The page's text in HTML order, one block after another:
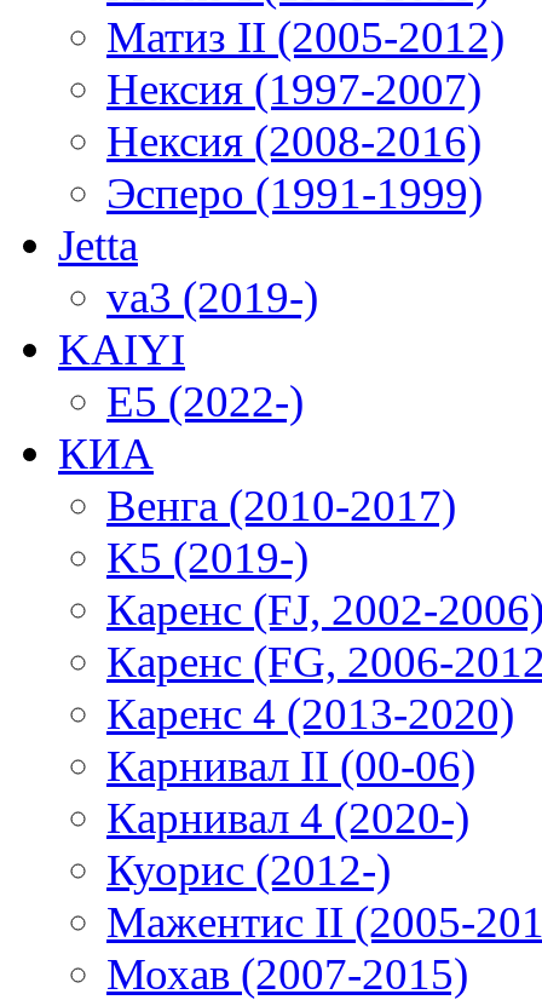
Матиз II (2005-2012)
Нексия (1997-2007)
Нексия (2008-2016)
Эсперо (1991-1999)
Jetta
va3 (2019-)
KAIYI
E5 (2022-)
КИА
Венга (2010-2017)
K5 (2019-)
Каренс (FJ, 2002-
Каренс (FG, 2006-
Каренс 4 (2013-2020)
Карнивал II (00-06)
Карнивал 4 (2020-)
Куорис (2012-)
Мажентис II (2005-
Мохав (2007-2015)